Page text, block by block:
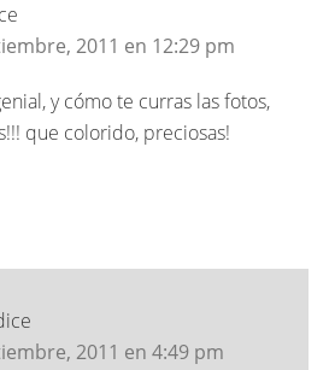
2011 en 12:29 pm
y cómo te curras las fotos,
que colorido, preciosas!
2011 en 4:49 pm